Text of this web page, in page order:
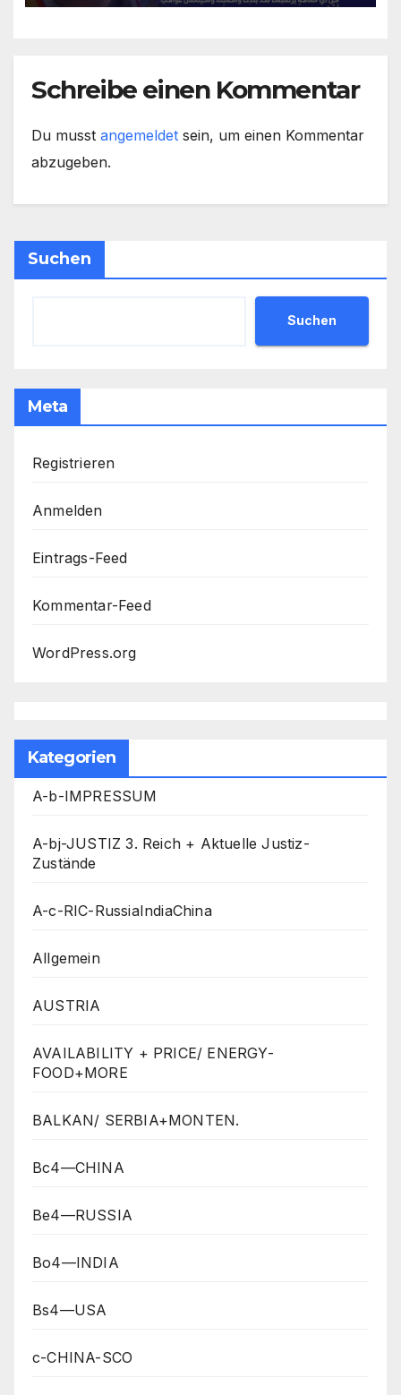
hilflose Saudis
Schreibe einen Kommentar
Du musst angemeldet sein, um einen Kommentar
abzugeben.
Suchen
Suchen
Meta
Registrieren
Anmelden
Eintrags-Feed
Kommentar-Feed
WordPress.org
Kategorien
A-b-IMPRESSUM
A-bj-JUSTIZ 3. Reich + Aktuelle Justiz-
Zustände
A-c-RIC-RussiaIndiaChina
Allgemein
AUSTRIA
AVAILABILITY + PRICE/ ENERGY-
FOOD+MORE
BALKAN/ SERBIA+MONTEN.
Bc4—CHINA
Be4—RUSSIA
Bo4—INDIA
Bs4—USA
c-CHINA-SCO